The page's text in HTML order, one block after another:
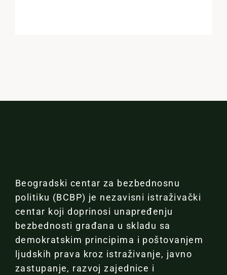
Beogradski centar za bezbednosnu
politiku (BCBP) je nezavisni istraživački
centar koji doprinosi unapređenju
bezbednosti građana u skladu sa
demokratskim principima i poštovanjem
ljudskih prava kroz istraživanje, javno
zastupanje, razvoj zajednice i